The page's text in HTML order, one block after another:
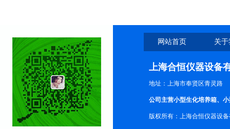
网站首页 关
上海合恒仪器设备
地址：上海市奉贤区青灵路
公司主营小型生化培养箱、
版权所有：上海合恒仪器设